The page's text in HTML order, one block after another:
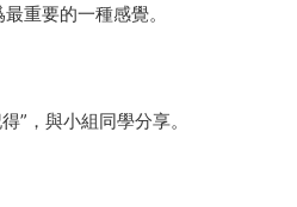
重要的一種感覺。
”，與小組同學分享。